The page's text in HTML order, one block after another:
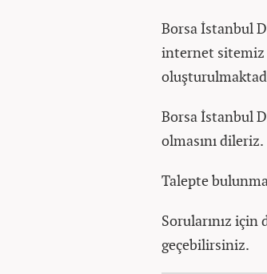
Borsa İstanbul
internet sitemiz
Borsa İstanbul
olmasını dileriz.
Talepte
Sorularınız
geçebilirsiniz.